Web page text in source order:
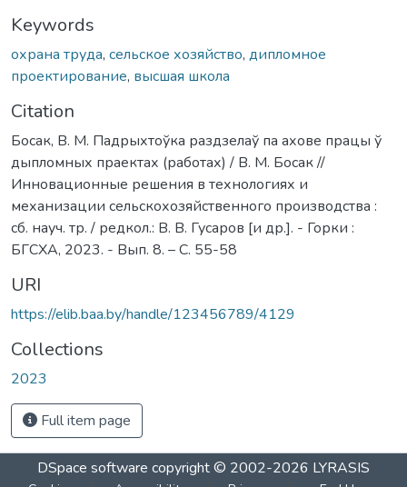
Keywords
охрана труда, сельское хозяйство, дипломное
проектирование, высшая школа
Citation
Босак, В. М. Падрыхтоўка раздзелаў па ахове працы ў
дыпломных праектах (работах) / В. М. Босак //
Инновационные решения в технологиях и
механизации сельскохозяйственного производства :
сб. науч. тр. / редкол.: В. В. Гусаров [и др.]. - Горки :
БГСХА, 2023. - Вып. 8. – С. 55-58
URI
https://elib.baa.by/handle/123456789/4129
Collections
2023
Full item page
DSpace software copyright © 2002-2026 LYRASIS